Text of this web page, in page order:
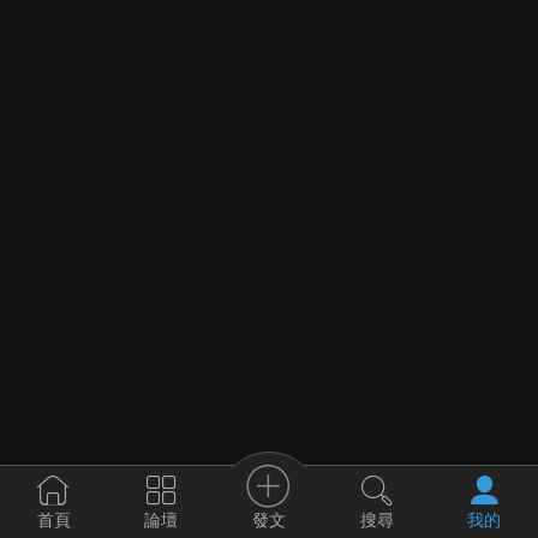
首頁 論壇 發文 搜尋 我的